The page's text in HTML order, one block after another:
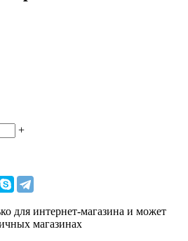
+
для интернет-магазина и может
магазинах